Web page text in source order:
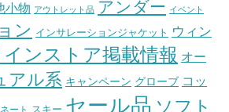
小物 アウトレット品 アンダー イベント
ン インサレーションジャケット ウィン
ンストア掲載情報 オー
アル系 キャンペーン グローブ コッ
ート スキー セール品 ソフト